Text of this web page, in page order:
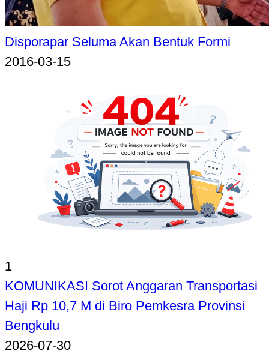
Disporapar Seluma Akan Bentuk Formi
2016-03-15
1
KOMUNIKASI Sorot Anggaran Transportasi
Haji Rp 10,7 M di Biro Pemkesra Provinsi
Bengkulu
2026-07-30